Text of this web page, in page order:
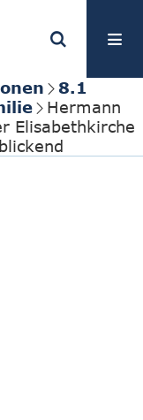
8.1
Hermann
Elisabethkirche